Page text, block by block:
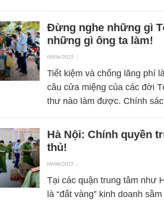
Đừng nghe những gì
những gì ông ta làm!
09/06/2025 |
Tiết kiệm và chống lãng phí
câu cửa miệng của các đời
thư nào làm được. Chính
Hà Nội: Chính quyền
thủ!
09/06/2025 |
Tại các quận trung tâm như
là “đất vàng” kinh doanh